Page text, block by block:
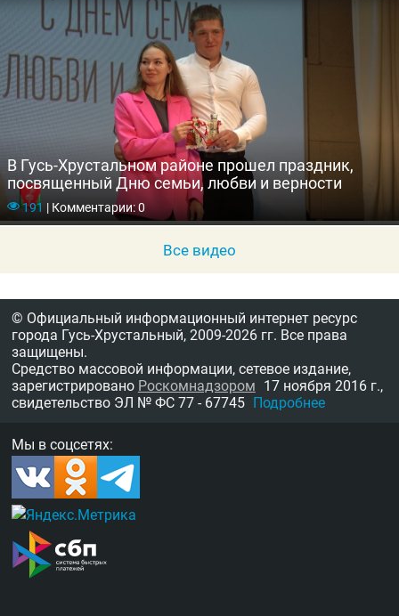
В Гусь-Хрустальном районе прошел праздник,
посвященный Дню семьи, любви и верности
191 |Комментарии: 0
Все видео
© Официальный информационный интернет ресурс
города Гусь-Хрустальный, 2009-2026 гг. Все права
защищены.
Средство массовой информации, сетевое издание,
зарегистрировано Роскомнадзором 17 ноября 2016 г.,
свидетельство ЭЛ № ФС 77 - 67745 Подробнее
Мы в соцсетях: